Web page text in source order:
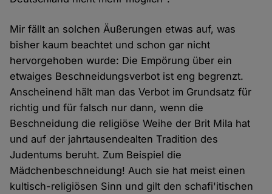
Mir fällt an solchen Äußerungen etwas auf, was
bisher kaum beachtet und schon gar nicht
hervorgehoben wurde: Die Empörung über ein
etwaiges Beschneidungsverbot ist eng begrenzt.
Anscheinend hält man das Verbot im Grundsatz für
richtig und für falsch nur dann, wenn die
Beschneidung die religiöse Weihe der Brit Mila hat
und auf der jahrtausendealten Tradition des
Judentums beruht. Zum Beispiel die
Mädchenbeschneidung! Auch sie hat meist einen
kultisch-religiösen Sinn und gilt den schafi'itischen